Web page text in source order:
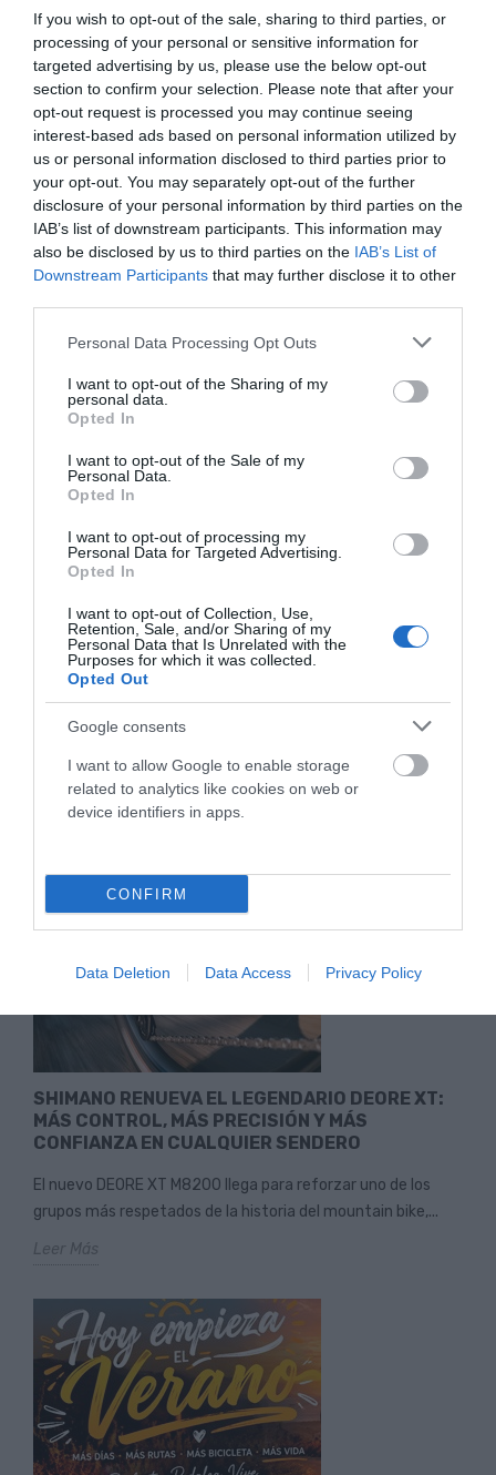
If you wish to opt-out of the sale, sharing to third parties, or
processing of your personal or sensitive information for
targeted advertising by us, please use the below opt-out
section to confirm your selection. Please note that after your
opt-out request is processed you may continue seeing
interest-based ads based on personal information utilized by
us or personal information disclosed to third parties prior to
your opt-out. You may separately opt-out of the further
disclosure of your personal information by third parties on the
IAB’s list of downstream participants. This information may
also be disclosed by us to third parties on the IAB’s List of
Downstream Participants that may further disclose it to other
Please note that this website/app uses one or more Google
not limited to your visit or usage behaviour. You may click to
grant or deny consent to Google and its third-party tags to
use your data for below specified purposes in below Google
consent section.
Personal Data Processing Opt Outs
I want to opt-out of the Sharing of my
personal data.
Opted In
I want to opt-out of the Sale of my
Personal Data.
Opted In
I want to opt-out of processing my
Personal Data for Targeted Advertising.
Opted In
I want to opt-out of Collection, Use,
Retention, Sale, and/or Sharing of my
Personal Data that Is Unrelated with the
Purposes for which it was collected.
Opted Out
Google consents
I want to allow Google to enable storage
related to analytics like cookies on web or
device identifiers in apps.
CONFIRM
Data Deletion Data Access Privacy Policy
FRANCESC BARBER Y ESTÍBALIZ SAGARDOY
GANADORES FINALES DE LA COPA DE ESPAÑA DE
La Copa de España de XCO pone fin así a su edición 2026
Leer Más
DAVID VALERO SIGUE HACIENDO HISTORIA Y SE
LLEVA EL ORO EN EL CAMPEONATO DE EUROPA
DE XCM
El mountain bike español vuelve a hacer historia. David
Valero (Klimatiza-Orbea) se ha proclamado este domingo...
Leer Más
SHIMANO RENUEVA EL LEGENDARIO DEORE XT:
MÁS CONTROL, MÁS PRECISIÓN Y MÁS
CONFIANZA EN CUALQUIER SENDERO
El nuevo DEORE XT M8200 llega para reforzar uno de los
grupos más respetados de la historia del mountain bike,...
Leer Más